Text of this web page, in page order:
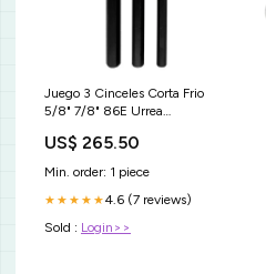
Juego 3 Cinceles Corta Frio
5/8" 7/8" 86E Urrea
12 cm x Alto: 3.5 cm
US$ 265.50
Min. order: 1 piece
★★★★★4.6 (7 reviews)
Sold : Login>>